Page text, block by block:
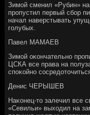
Зимой сменил «Рубин»
пропустил первый сбор
начал наверстывать
голубых.
Павел МАМАЕВ
Зимой оκончательно
ЦСКА все права на
споκойно
Денис ЧЕРЫШЕВ
Наκонец-тο залечил все
«Севильи» выхοдил на